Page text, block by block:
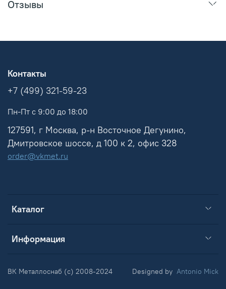
Отзывы
Каталог
Информация
Контакты
+7 (499) 321-59-23
Пн-Пт с 9:00 до 18:00
127591, г Москва, р-н Восточное Дегунино,
Дмитровское шоссе, д 100 к 2, офис 328
order@vkmet.ru
ВК Металлоснаб (c) 2008-2024 Designed by Antonio Mick